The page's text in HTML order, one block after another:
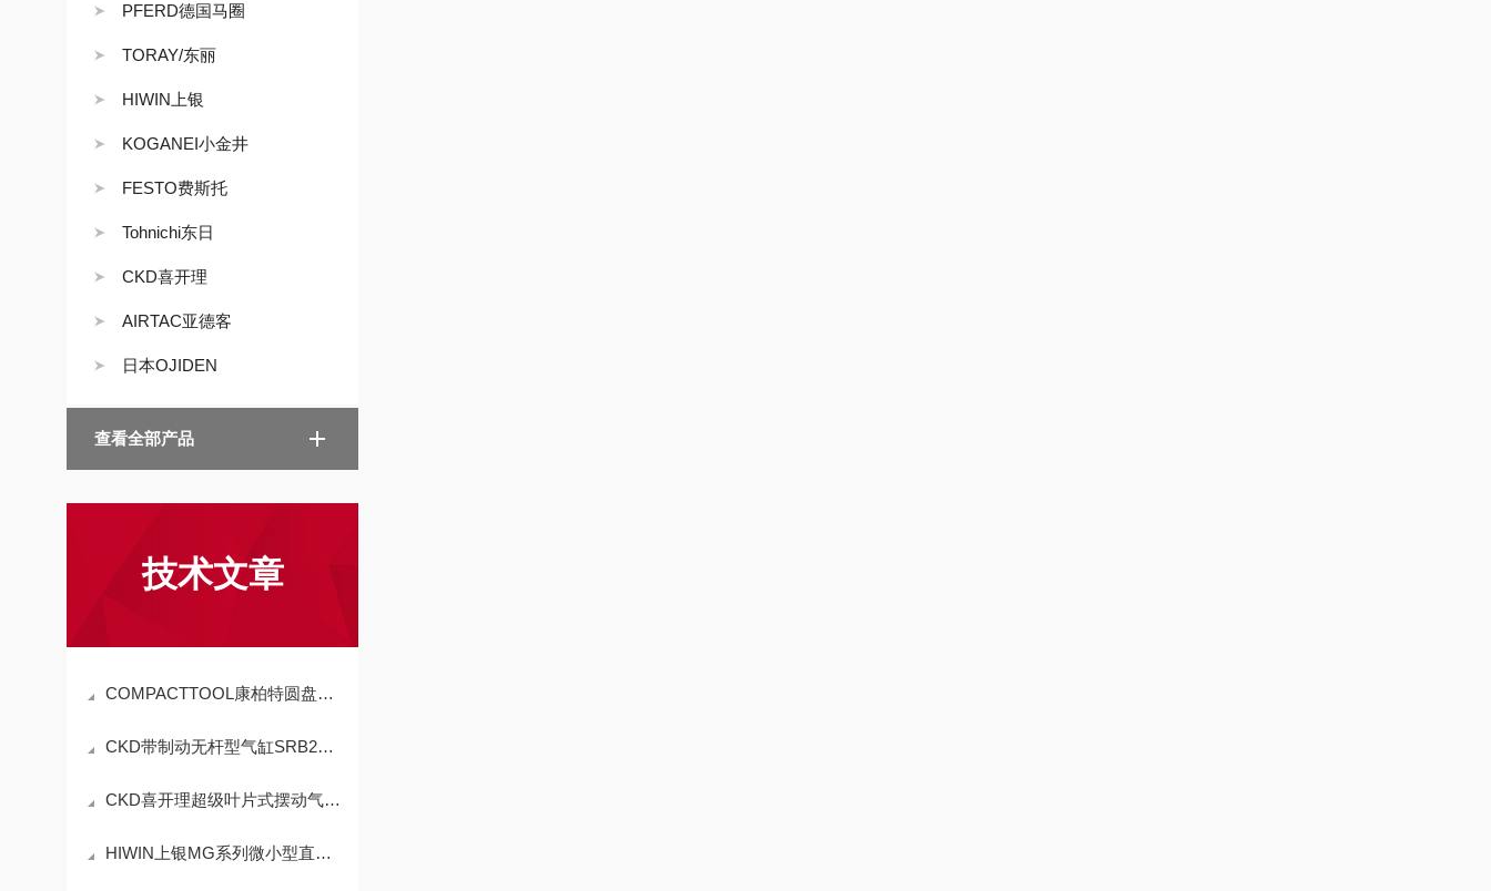
PFERD德国马圈
TORAY/东丽
HIWIN上银
KOGANEI小金井
FESTO费斯托
Tohnichi东日
CKD喜开理
AIRTAC亚德客
日本OJIDEN
查看全部产品
技术文章
COMPACTTOOL康柏特圆盘双向打磨机914B2/914B2D｜核心技术全解析
CKD带制动无杆型气缸SRB2的保养维修
CKD喜开理超级叶片式摆动气缸SFRT的操作使用
HIWIN上银MG系列微小型直线导轨的操作使用